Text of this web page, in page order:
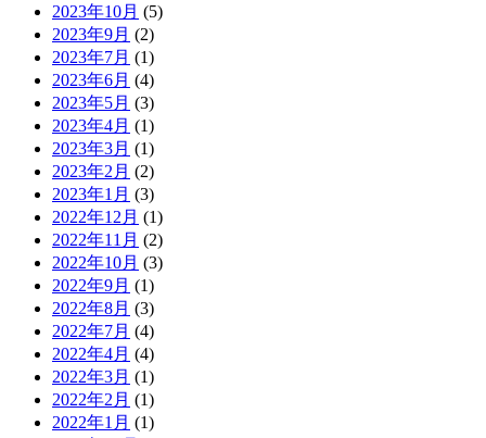
2023年10月 (5)
2023年9月 (2)
2023年7月 (1)
2023年6月 (4)
2023年5月 (3)
2023年4月 (1)
2023年3月 (1)
2023年2月 (2)
2023年1月 (3)
2022年12月 (1)
2022年11月 (2)
2022年10月 (3)
2022年9月 (1)
2022年8月 (3)
2022年7月 (4)
2022年4月 (4)
2022年3月 (1)
2022年2月 (1)
2022年1月 (1)